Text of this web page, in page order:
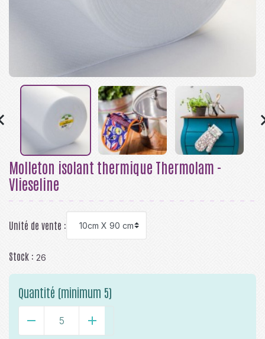
Molleton isolant thermique Thermolam -
Vlieseline
Unité de vente :
Stock : 26
Quantité (minimum 5)
- +